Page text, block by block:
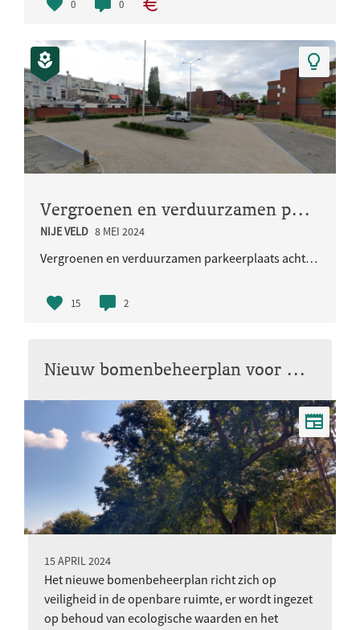
0 0
Vergroenen en verduurzamen parkeerplaats achter Aldi
NIJE VELD 8 MEI 2024
Vergroenen en verduurzamen parkeerplaats achter Aldi met bomen, groenstroken en grastegels.
15 2
Nieuw bomenbeheerplan voor Nijmegen
15 APRIL 2024
Het nieuwe bomenbeheerplan richt zich op
veiligheid in de openbare ruimte, er wordt ingezet
op behoud van ecologische waarden en het